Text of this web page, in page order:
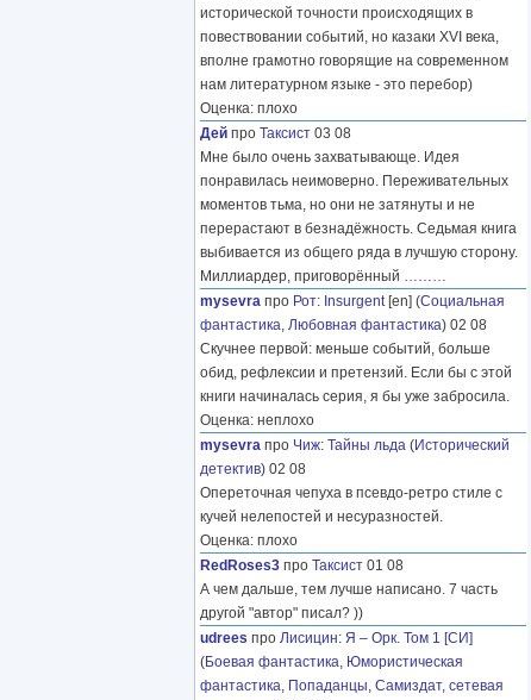
исторической точности происходящих в
повествовании событий, но казаки XVI века,
вполне грамотно говорящие на современном
нам литературном языке - это перебор)
Оценка: плохо
Дей про Таксист 03 08
Мне было очень захватывающе. Идея
понравилась неимоверно. Переживательных
моментов тьма, но они не затянуты и не
перерастают в безнадёжность. Седьмая книга
выбивается из общего ряда в лучшую сторону.
Миллиардер, приговорённый ………
mysevra про Рот: Insurgent[en] (Социальная
фантастика, Любовная фантастика) 02 08
Скучнее первой: меньше событий, больше
обид, рефлексии и претензий. Если бы с этой
книги начиналась серия, я бы уже забросила.
Оценка: неплохо
mysevra про Чиж: Тайны льда (Исторический
детектив) 02 08
Опереточная чепуха в псевдо-ретро стиле с
кучей нелепостей и несуразностей.
Оценка: плохо
RedRoses3 про Таксист 01 08
А чем дальше, тем лучше написано. 7 часть
другой "автор" писал? ))
udrees про Лисицин: Я – Орк. Том 1 [СИ]
(Боевая фантастика, Юмористическая
фантастика, Попаданцы, Самиздат, сетевая